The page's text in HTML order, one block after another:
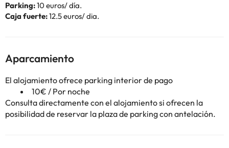
Parking:10 euros/ día.
Caja fuerte:12.5 euros/ dia.
Aparcamiento
El alojamiento ofrece parking interior de pago
10€ / Por noche
Consulta directamente con el alojamiento si ofrecen la
posibilidad de reservar la plaza de parking con antelación.